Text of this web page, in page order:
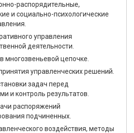
распорядительные,
и социально-психологические
управления
деятельности.
многозвеньевой цепочке.
управленческих решений.
задач перед
и контроль результатов.
распоряжений
подчиненных.
воздействия, методы